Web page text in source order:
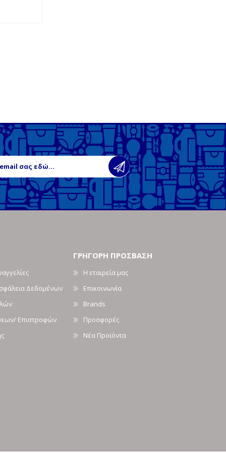
Δεδομένων
Επιστροφών
ΓΡΗΓΟΡΗ ΠΡΟΣΒΑΣΗ
Η εταιρεία μας
Επικοινωνία
Brands
Προσφορές
Νέα Προϊόντα